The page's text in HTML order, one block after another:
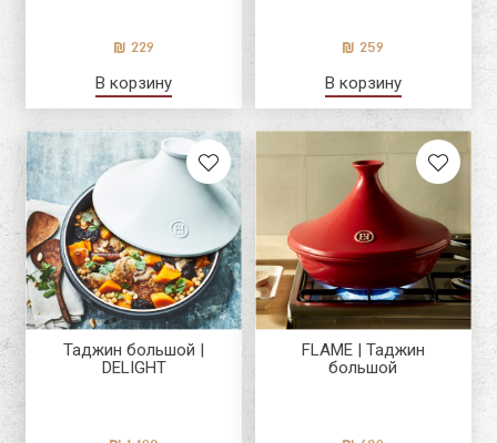
229
В корзину
259
В корзину
Таджин большой |
DELIGHT
FLAME | Таджин
большой